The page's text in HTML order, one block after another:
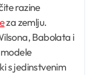
razine
za zemlju.
Babolata i
s jedinstvenim